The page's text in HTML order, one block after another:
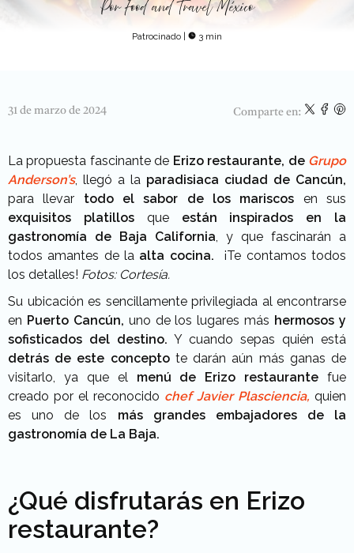
Por Food and Travel México
Patrocinado | 3 min
31 de marzo de 2024 Comparte en:
La propuesta fascinante de Erizo restaurante, deGrupo
Anderson’s, llegó a la paradisiaca ciudad de Cancún,
para llevar todo el sabor de los mariscos en sus
exquisitos platillosque están inspirados en la
gastronomía de Baja California , y que fascinarán a
todos amantes de la alta cocina. ¡Te contamos todos
los detalles! Fotos: Cortesía.
Su ubicación es sencillamente privilegiada al encontrarse
en Puerto Cancún, uno de los lugares más hermosos y
sofisticados del destino. Y cuando sepas quién está
detrás de este conceptote darán aún más ganas de
visitarlo, ya que el menú de Erizo restaurante fue
creado por el reconocido chef Javier Plasciencia, quien
es uno de los más grandes embajadores de la
gastronomía de La Baja.
¿Qué disfrutarás en Erizo
restaurante?